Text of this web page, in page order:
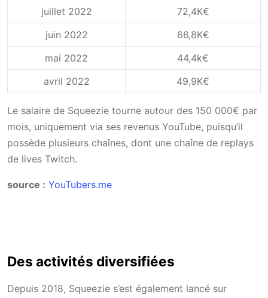
juillet 2022
72,4K€
juin 2022
66,8K€
mai 2022
44,4k€
avril 2022
49,9K€
Le salaire de Squeezie tourne autour des 150 000€ par
mois, uniquement via ses revenus YouTube, puisqu’il
possède plusieurs chaînes, dont une chaîne de replays
de lives Twitch.
source : YouTubers.me
Des activités diversifiées
Depuis 2018, Squeezie s’est également lancé sur